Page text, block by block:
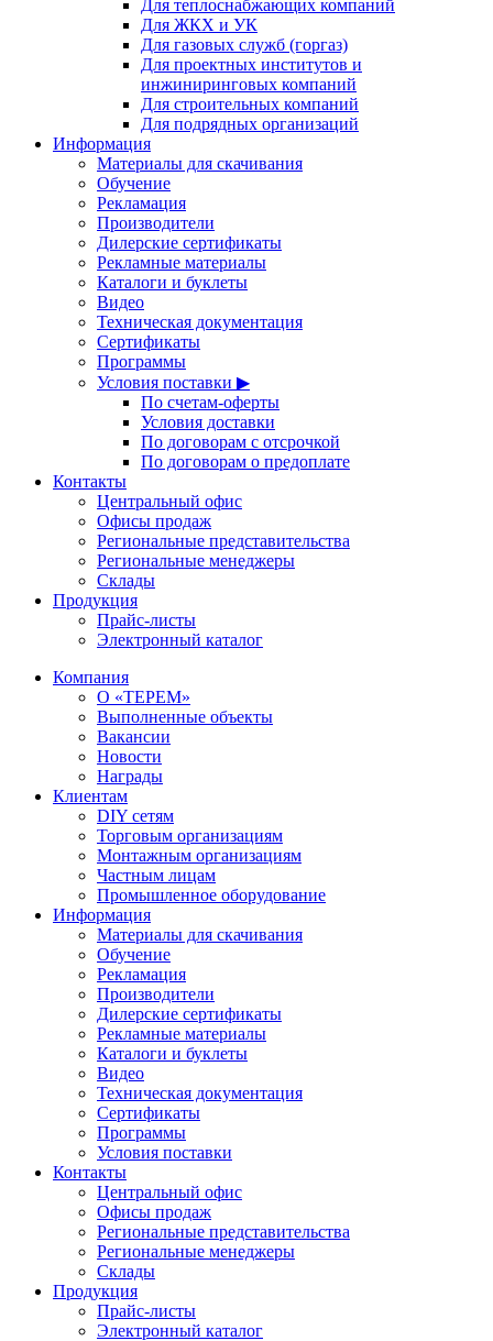
Для теплоснабжающих компаний
Для ЖКХ и УК
Для газовых служб (горгаз)
Для проектных институтов и
инжиниринговых компаний
Для строительных компаний
Для подрядных организаций
Информация
Материалы для скачивания
Обучение
Рекламация
Производители
Дилерские сертификаты
Рекламные материалы
Каталоги и буклеты
Видео
Техническая документация
Сертификаты
Программы
Условия поставки ▶
По счетам-оферты
Условия доставки
По договорам с отсрочкой
По договорам о предоплате
Контакты
Центральный офис
Офисы продаж
Региональные представительства
Региональные менеджеры
Склады
Продукция
Прайс-листы
Электронный каталог
Компания
О «ТЕРЕМ»
Выполненные объекты
Вакансии
Новости
Награды
Клиентам
DIY сетям
Торговым организациям
Монтажным организациям
Частным лицам
Промышленное оборудование
Информация
Материалы для скачивания
Обучение
Рекламация
Производители
Дилерские сертификаты
Рекламные материалы
Каталоги и буклеты
Видео
Техническая документация
Сертификаты
Программы
Условия поставки
Контакты
Центральный офис
Офисы продаж
Региональные представительства
Региональные менеджеры
Склады
Продукция
Прайс-листы
Электронный каталог